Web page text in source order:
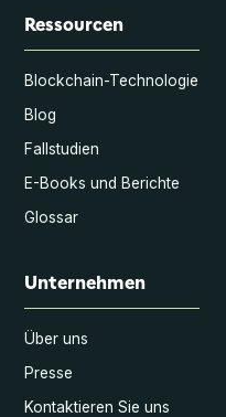
Ressourcen
Blockchain-Technologie
Blog
Fallstudien
E-Books und Berichte
Glossar
Unternehmen
Über uns
Presse
Kontaktieren Sie uns